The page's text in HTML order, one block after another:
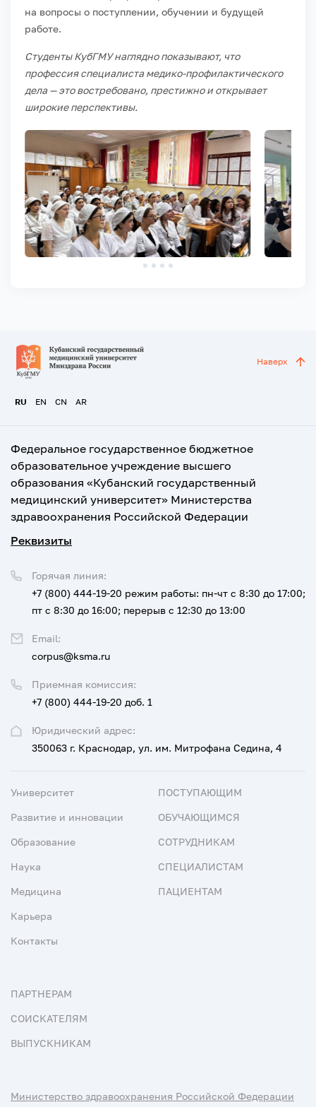
на вопросы о поступлении, обучении и будущей
работе.
Студенты КубГМУ наглядно показывают, что
профессия специалиста медико-профилактического
дела — это востребовано, престижно и открывает
широкие перспективы.
RU EN CN AR
Наверх
Федеральное государственное бюджетное
образовательное учреждение высшего
образования «Кубанский государственный
медицинский университет» Министерства
здравоохранения Российской Федерации
Реквизиты
Юридический адрес:
350063 г. Краснодар, ул. им. Митрофана Седина, 4
Приемная комиссия:
+7 (800) 444-19-20 доб. 1
Горячая линия:
+7 (800) 444-19-20 режим работы: пн-чт с 8:30 до 17:00;
пт с 8:30 до 16:00; перерыв с 12:30 до 13:00
Email:
corpus@ksma.ru
Университет
Развитие и инновации
Образование
Наука
Медицина
Карьера
Контакты
ПОСТУПАЮЩИМ
ОБУЧАЮЩИМСЯ
СОТРУДНИКАМ
СПЕЦИАЛИСТАМ
ПАЦИЕНТАМ
ПАРТНЕРАМ
СОИСКАТЕЛЯМ
ВЫПУСКНИКАМ
Министерство здравоохранения Российской Федерации